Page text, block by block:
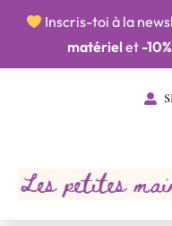
Inscris-toi à la
matériel et -10%